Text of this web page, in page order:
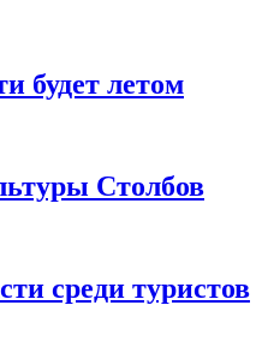
будет летом
Столбов
среди туристов